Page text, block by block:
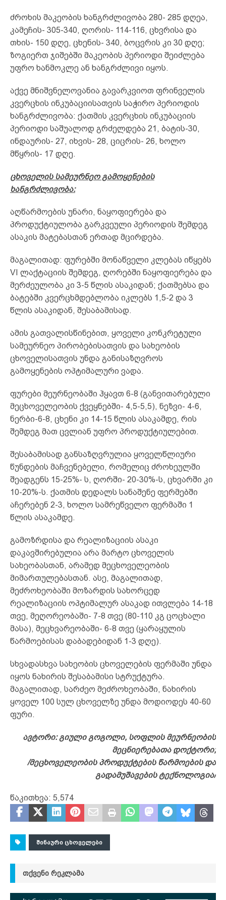
ძროხის მაკეობის ხანგრძლივობა 280- 285 დღეა,
კამეჩის- 305-340, ღორის- 114-116, ცხვრისა და
თხის- 150 დღე, ცხენის- 340, ბოცვრის კი 30 დღე;
ზოგიერთ ჯიშებში მაკეობის პერიოდი შეიძლება
უფრო ხანმოკლე ან ხანგრძლივი იყოს.
აქვე მნიშვნელოვანია გავარკვიოთ ფრინველის
კვერცხის ინკუბაციისათვის საჭირო პერიოდის
ხანგრძლივობა: ქათმის კვერცხის ინკუბაციის
პერიოდი საშუალოდ გრძელდება 21, ბატის-30,
ინდაურის- 27, იხვის- 28, ციცრის- 26, ხოლო
მწყრის- 17 დღე.
ცხოველის სამეურნეო გამოყენების
ხანგრძლივობა:
აღწარმოების უნარი, ნაყოფიერება და
პროდუქტიულობა გარკვეული პერიოდის შემდეგ
ასაკის მატებასთან ერთად მცირდება.
მაგალითად: ფურებში მონაწველი კლებას იწყებს
VI ლაქტაციის შემდეგ, ღორებში ნაყოფიერება და
მერძეულობა კი 3-5 წლის ასაკიდან; ქათმებსა და
ბატებში კვერცხმდებლობა იკლებს 1,5-2 და 3
წლის ასაკიდან, შესაბამისად.
ამის გათვალისწინებით, ყოველი კონკრეტული
სამეურნეო პირობებისათვის და სახეობის
ცხოველისათვის უნდა განისაზღვროს
გამოყენების ოპტიმალური ვადა.
ფურები მეურნეობაში ჰყავთ 6-8 (განვითარებული
მეცხოველეობის ქვეყნებში- 4,5-5,5), ნეზვი- 4-6,
ნერბი-6-8, ცხენი კი 14-15 წლის ასაკამდე, რის
შემდეგ მათ ცვლიან უფრო პროდუქტიულებით.
შესაბამისად განსაზღვრულია ყოველწლიური
წუნდების მაჩვენებელი, რომელიც ძროხეულში
შეადგენს 15-25%- ს, ღორში- 20-30%-ს, ცხვარში კი
10-20%-ს. ქათმის დედალს სანაშენე ფერმებში
აჩერებენ 2-3, ხოლო სამრეწველო ფერმაში 1
წლის ასაკამდე.
გამოზრდისა და რეალიზაციის ასაკი
დაკავშირებულია არა მარტო ცხოველის
სახეობასთან, არამედ მეცხოველეობის
მიმართულებასთან. ასე, მაგალითად,
მეძროხეობაში მოზარდის სახორცედ
რეალიზაციის ოპტიმალურ ასაკად ითვლება 14-18
თვე, მეღორეობაში- 7-8 თვე (80-110 კგ ცოცხალი
მასა), მეცხვარეობაში- 6-8 თვე (ყარაყულის
წარმოებისას დაბადებიდან 1-3 დღე).
სხვადასხვა სახეობის ცხოველების ფერმაში უნდა
იყოს ნახირის შესაბამისი სტრუქტურა.
მაგალითად, სარძეო მეძროხეობაში, ნახირის
ყოველ 100 სულ ცხოველზე უნდა მოდიოდეს 40-60
ფური.
ავტორი: გიული გოგოლი, სოფლის მეურნეობის
მეცნიერებათა დოქტორი;
/მეცხოველეობის პროდუქტების წარმოების და
გადამუშავების ტექნოლოგია/
წაკითხვა: 5,574
ᲨᲘᲜᲐᲣᲠᲘ ᲪᲮᲝᲕᲔᲚᲔᲑᲘ
ᲗᲥᲕᲔᲜᲘ ᲠᲔᲙᲚᲐᲛᲐ